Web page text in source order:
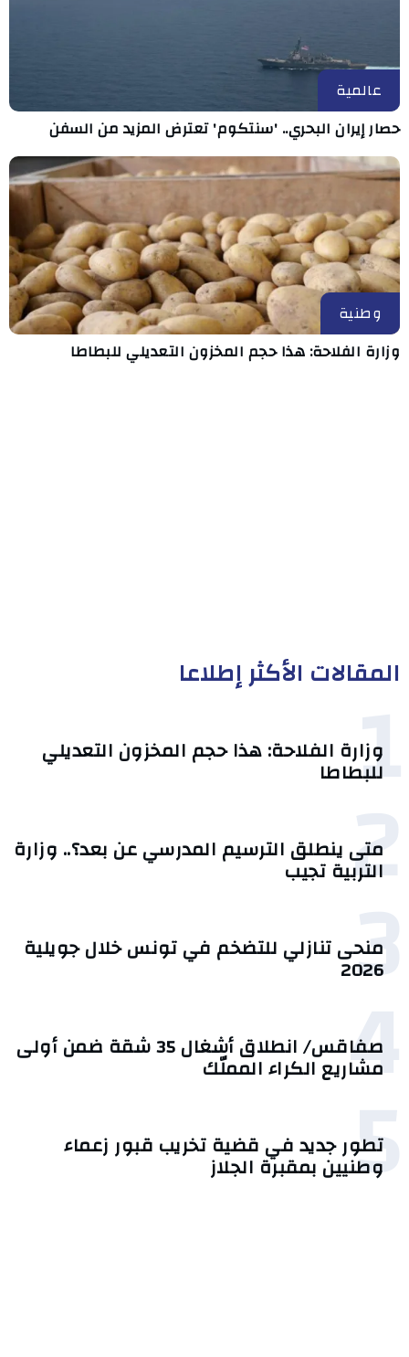
عالمية
حصار إيران البحري.. 'سنتكوم' تعترض المزيد من السفن
وطنية
وزارة الفلاحة: هذا حجم المخزون التعديلي للبطاطا
المقالات الأكثر إطلاعا
1
وزارة الفلاحة: هذا حجم المخزون التعديلي
للبطاطا
2
متى ينطلق الترسيم المدرسي عن بعد؟.. وزارة
التربية تجيب
3 منحى تنازلي ‎للتضخم في تونس خلال جويلية
2026‎
4 صفاقس/ انطلاق أشغال 35 شقة ضمن أولى
مشاريع الكراء المملّك
5
تطور جديد في قضية تخريب قبور زعماء
وطنيين بمقبرة الجلاز